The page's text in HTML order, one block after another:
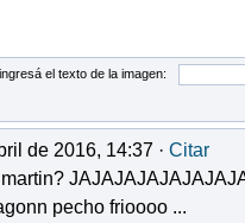
el texto de la imagen:
de 2016, 14:37 · Citar
pecho frioooo ...